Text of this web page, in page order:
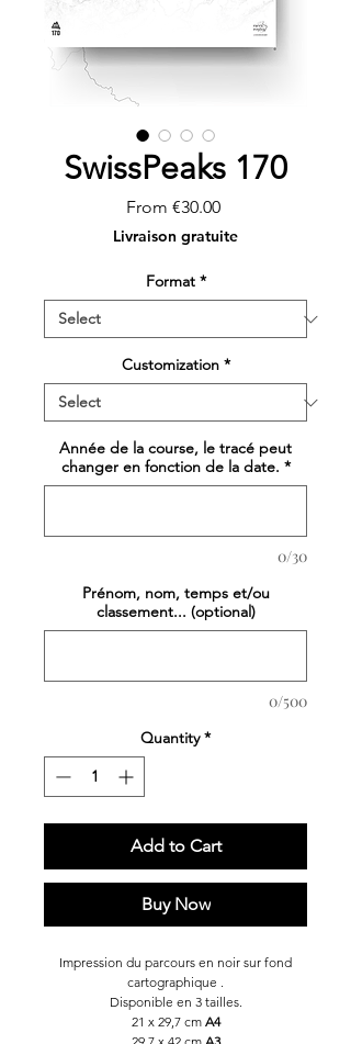
SwissPeaks 170
From €30.00Sale
Price
Livraison gratuite
Format *
Customization *
Année de la course, le tracé peut
changer en fonction de la date. *
0/30
Prénom, nom, temps et/ou
classement... (optional)
0/500
Quantity *
Add to Cart
Buy Now
Impression du parcours en noir sur fond
cartographique .
Disponible en 3 tailles.
21 x 29,7 cm A4